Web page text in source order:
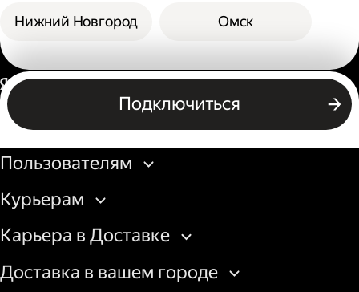
Нижний Новгород Омск
Подключиться
Россия
Бизнесу
Пользователям
Курьерам
Карьера в Доставке
Доставка в вашем городе